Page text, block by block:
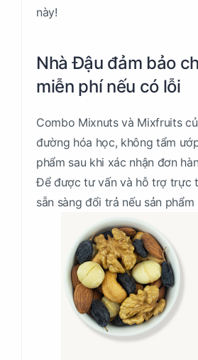
này!
Nhà Đậu đảm bảo
miễn phí nếu có lỗi
Combo Mixnuts và Mixfruits
đường hóa học, không tẩm
phẩm sau khi xác nhận đơn
Để được tư vấn và hỗ trợ trực
sẵn sàng đổi trả nếu sản